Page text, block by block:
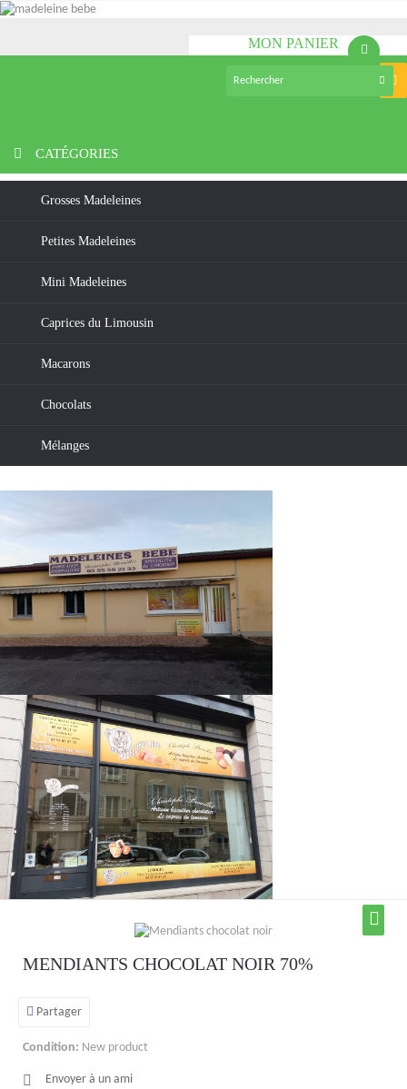
MON PANIER
CATÉGORIES
Grosses Madeleines
Petites Madeleines
Mini Madeleines
Caprices du Limousin
Macarons
Chocolats
Mélanges
MENDIANTS CHOCOLAT NOIR 70%
Partager
Condition: New product
Envoyer à un ami